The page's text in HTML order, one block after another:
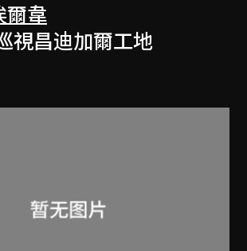
爾韋
視昌迪加爾工地